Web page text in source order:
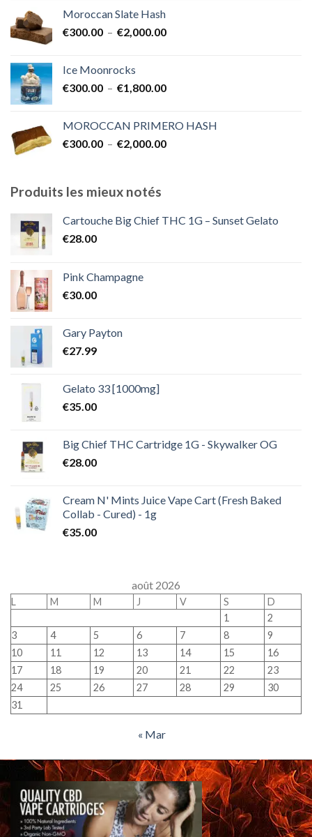
Moroccan Slate Hash
€300.00 – €2,000.00Plage
à
Ice Moonrocks
€300.00 – €1,800.00Plage
€300.00
à
MOROCCAN PRIMERO HASH
€300.00 – €2,000.00Plage
€2,000.00
Produits les mieux notés
Cartouche Big Chief THC 1G – Sunset Gelato
€28.00
Pink Champagne
€30.00
Gary Payton
€27.99
Gelato 33 [1000mg]
€35.00
Big Chief THC Cartridge 1G - Skywalker OG
€28.00
Cream N' Mints Juice Vape Cart (Fresh Baked
Collab - Cured) - 1g
€35.00
août 2026
L M M J V S
D
1
2
3
4 5 6 7 8
9
10
11 12 13 14 15
16
17
18 19 20 21 22
23
24
25 26 27 28 29
30
31
« Mar